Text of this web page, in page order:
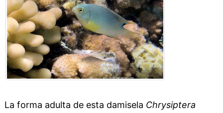
La forma adulta de esta damisela Chrysiptera